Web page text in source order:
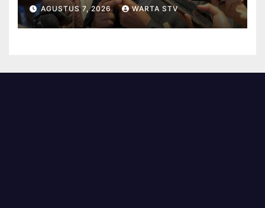
AGUSTUS 7, 2026 WARTA STV